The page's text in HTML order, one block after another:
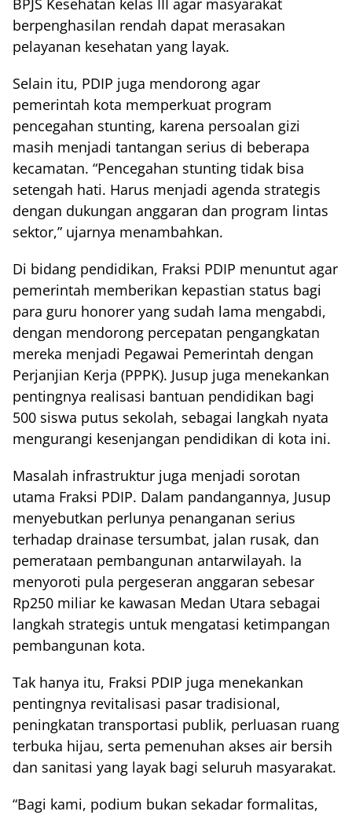
BPJS Kesehatan kelas III agar masyarakat
berpenghasilan rendah dapat merasakan
pelayanan kesehatan yang layak.
Selain itu, PDIP juga mendorong agar
pemerintah kota memperkuat program
pencegahan stunting, karena persoalan gizi
masih menjadi tantangan serius di beberapa
kecamatan. “Pencegahan stunting tidak bisa
setengah hati. Harus menjadi agenda strategis
dengan dukungan anggaran dan program lintas
sektor,” ujarnya menambahkan.
Di bidang pendidikan, Fraksi PDIP menuntut agar
pemerintah memberikan kepastian status bagi
para guru honorer yang sudah lama mengabdi,
dengan mendorong percepatan pengangkatan
mereka menjadi Pegawai Pemerintah dengan
Perjanjian Kerja (PPPK). Jusup juga menekankan
pentingnya realisasi bantuan pendidikan bagi
500 siswa putus sekolah, sebagai langkah nyata
mengurangi kesenjangan pendidikan di kota ini.
Masalah infrastruktur juga menjadi sorotan
utama Fraksi PDIP. Dalam pandangannya, Jusup
menyebutkan perlunya penanganan serius
terhadap drainase tersumbat, jalan rusak, dan
pemerataan pembangunan antarwilayah. Ia
menyoroti pula pergeseran anggaran sebesar
Rp250 miliar ke kawasan Medan Utara sebagai
langkah strategis untuk mengatasi ketimpangan
pembangunan kota.
Tak hanya itu, Fraksi PDIP juga menekankan
pentingnya revitalisasi pasar tradisional,
peningkatan transportasi publik, perluasan ruang
terbuka hijau, serta pemenuhan akses air bersih
dan sanitasi yang layak bagi seluruh masyarakat.
“Bagi kami, podium bukan sekadar formalitas,